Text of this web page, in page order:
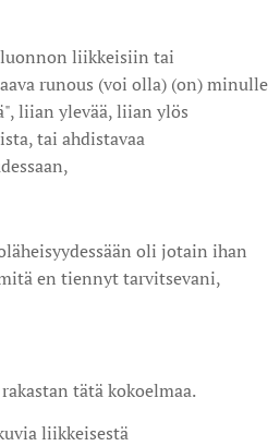
liikkeisiin tai
runous (voi olla) (on) minulle
liian ylevää, liian ylös
tai ahdistavaa
oli jotain ihan
en tiennyt tarvitsevani,
tätä kokoelmaa.
liikkeisestä